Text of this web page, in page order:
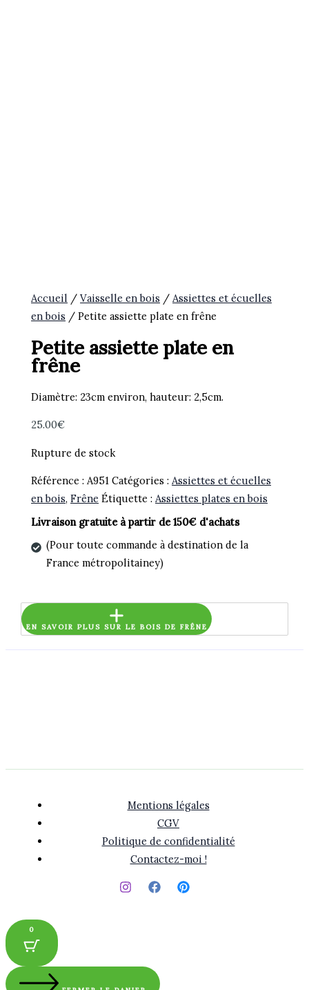
Accueil /Vaisselle en bois /Assiettes et écuelles
en bois / Petite assiette plate en frêne
Petite assiette plate en
frêne
Diamètre: 23cm environ, hauteur: 2,5cm.
25.00€
Rupture de stock
Référence :A951 Catégories :Assiettes et écuelles
en bois,Frêne Étiquette :Assiettes plates en bois
Livraison gratuite à partir de 150€ d'achats
(Pour toute commande à destination de la
France métropolitainey)
EN SAVOIR PLUS SUR LE BOIS DE FRÊNE
Mentions légales
CGV
Politique de confidentialité
Contactez-moi !
0